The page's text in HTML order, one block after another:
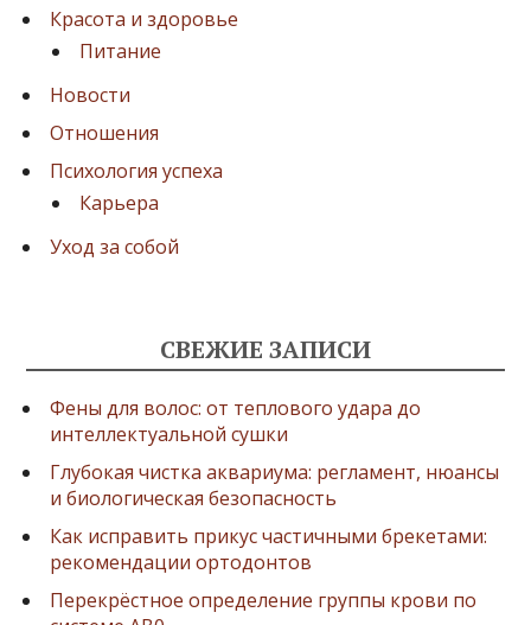
Красота и здоровье
Питание
Новости
Отношения
Психология успеха
Карьера
Уход за собой
СВЕЖИЕ ЗАПИСИ
Фены для волос: от теплового удара до
интеллектуальной сушки
Глубокая чистка аквариума: регламент, нюансы
и биологическая безопасность
Как исправить прикус частичными брекетами:
рекомендации ортодонтов
Перекрёстное определение группы крови по